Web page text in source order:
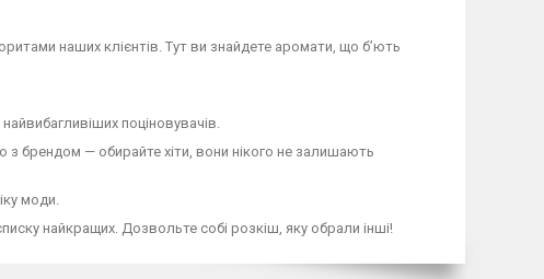
наших клієнтів. Тут ви знайдете аромати, що б’ють
поціновувачів.
брендом — обирайте хіти, вони нікого не залишають
моди.
найкращих. Дозвольте собі розкіш, яку обрали інші!